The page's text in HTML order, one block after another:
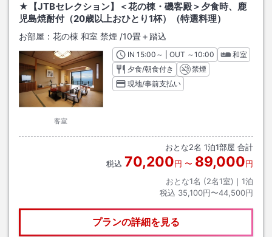
★【JTBセレクション】＜花の棟・磯客殿＞夕食時、鹿
児島焼酎付（20歳以上おひとり1杯）（特選料理）
お部屋： 花の棟 和室 禁煙 /10畳＋踏込
客室
INチェックイン
15:00 ～ | OUT チェックアウト
～10:00
和室
夕食/朝食付き
禁煙
現地/事前支払い
おとな2名 1泊1部屋 合計
税込 70,200円 〜 89,000円
おとな1名 (2名1室)｜ 1泊
税込 35,100円〜44,500円
プランの詳細を見る